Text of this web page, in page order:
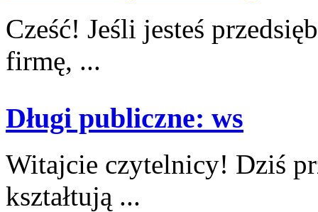
Cześć! Jeśli jesteś
firmę, ...
Długi publiczne: ws
Witajcie czytelnicy! Dziś
kształtują ...